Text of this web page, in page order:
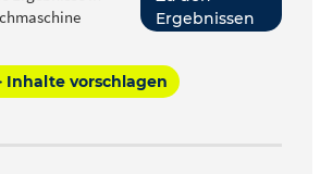
Ergebnissen
Inhalte vorschlagen